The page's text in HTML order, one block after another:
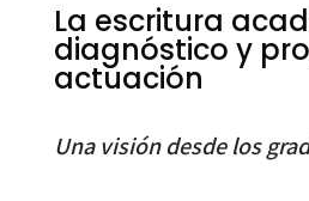
La escritura
diagnóstico y
actuación
Una visión desde los